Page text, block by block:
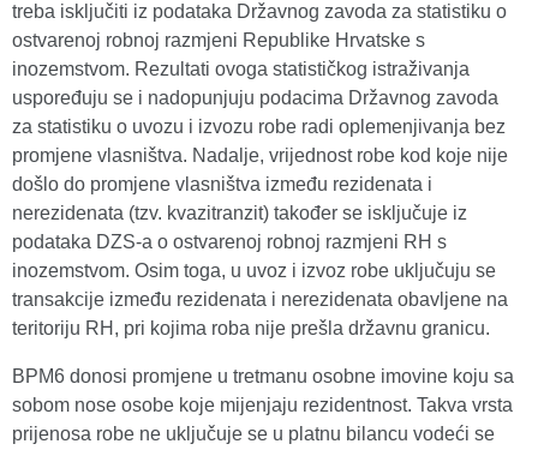
treba isključiti iz podataka Državnog zavoda za statistiku o
ostvarenoj robnoj razmjeni Republike Hrvatske s
inozemstvom. Rezultati ovoga statističkog istraživanja
uspoređuju se i nadopunjuju podacima Državnog zavoda
za statistiku o uvozu i izvozu robe radi oplemenjivanja bez
promjene vlasništva. Nadalje, vrijednost robe kod koje nije
došlo do promjene vlasništva između rezidenata i
nerezidenata (tzv. kvazitranzit) također se isključuje iz
podataka DZS-a o ostvarenoj robnoj razmjeni RH s
inozemstvom. Osim toga, u uvoz i izvoz robe uključuju se
transakcije između rezidenata i nerezidenata obavljene na
teritoriju RH, pri kojima roba nije prešla državnu granicu.
BPM6 donosi promjene u tretmanu osobne imovine koju sa
sobom nose osobe koje mijenjaju rezidentnost. Takva vrsta
prijenosa robe ne uključuje se u platnu bilancu vodeći se